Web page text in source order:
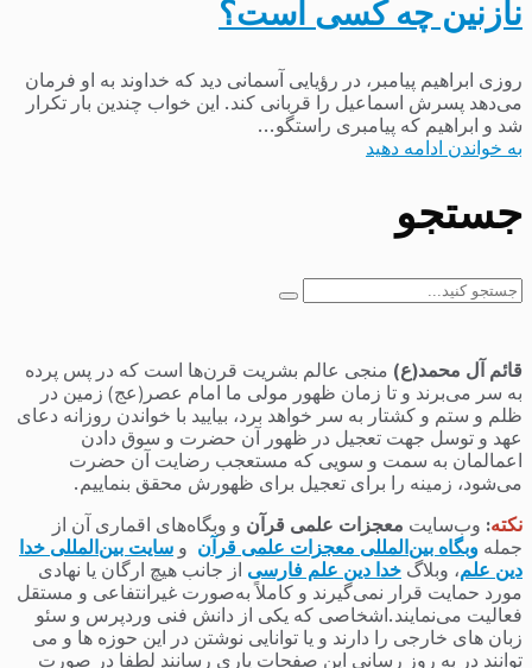
نازنین چه کسی است؟
روزی ابراهیم پیامبر، در رؤیایی آسمانی دید که خداوند به او فرمان
می‌دهد پسرش اسماعیل را قربانی کند. این خواب چندین بار تکرار
شد و ابراهیم که پیامبری راستگو...
به خواندن ادامه دهید
جستجو
جستجو
قائم آل محمد(ع) منجی عالم بشریت قرن‌ها است که در پس پرده
به سر می‌برند و تا زمان ظهور مولی ما امام عصر(عج) زمین در
ظلم و ستم و کشتار به سر خواهد برد، بیایید با خواندن روزانه دعای
عهد و توسل جهت تعجیل در ظهور آن حضرت و سوق دادن
اعمالمان به سمت و سویی که مستعجب رضایت آن حضرت
می‌شود، زمینه را برای تعجیل برای ظهورش محقق بنماییم.
نکته: وب‌سایت معجزات علمی قرآن و وبگاه‌های اقماری آن از
جمله وبگاه بین‌المللی معجزات علمی قرآن و سایت بین‌المللی خدا
دین علم، وبلاگ خدا دین علم فارسی از جانب هیچ ارگان یا نهادی
مورد حمایت قرار نمی‌گیرند و کاملاً به‌صورت غیرانتفاعی و مستقل
فعالیت می‌نمایند.اشخاصی که یکی از دانش فنی وردپرس و سئو
زبان های خارجی را دارند و یا توانایی نوشتن در این حوزه ها و می
توانند در به روز رسانی این صفحات یاری رسانند لطفا در صورت